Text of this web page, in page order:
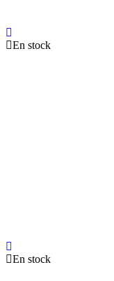
En stock
En stock